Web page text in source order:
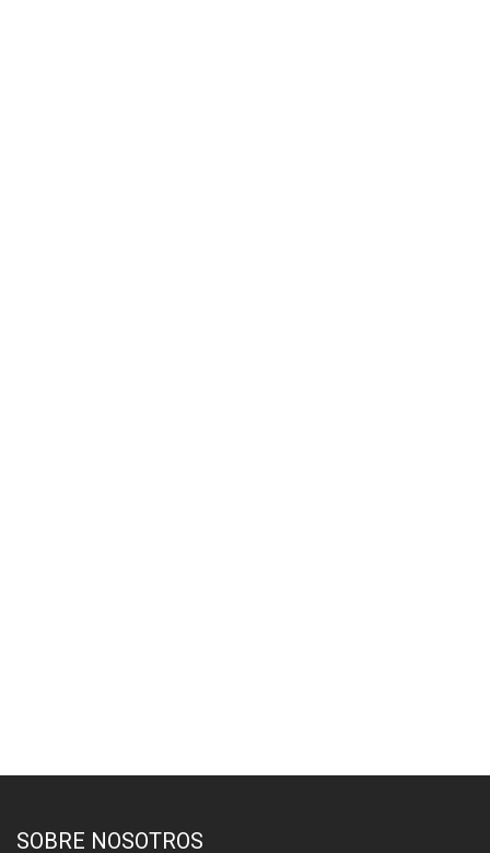
SOBRE NOSOTROS